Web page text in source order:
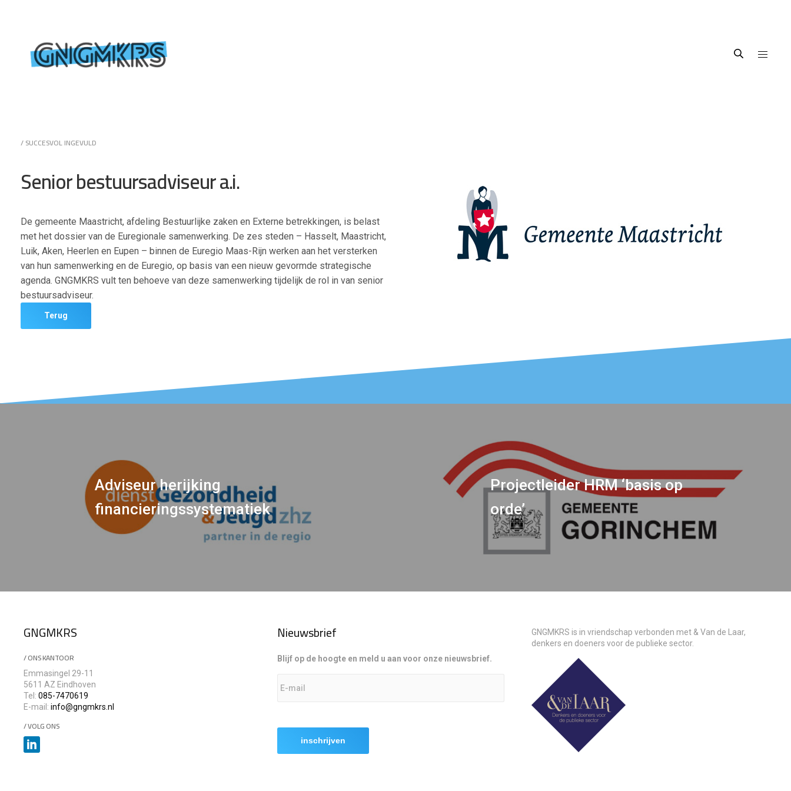
/ SUCCESVOL INGEVULD
Senior bestuursadviseur a.i.
De gemeente Maastricht, afdeling Bestuurlijke zaken en Externe betrekkingen, is belast
met het dossier van de Euregionale samenwerking. De zes steden – Hasselt, Maastricht,
Luik, Aken, Heerlen en Eupen – binnen de Euregio Maas-Rijn werken aan het versterken
van hun samenwerking en de Euregio, op basis van een nieuw gevormde strategische
agenda. GNGMKRS vult ten behoeve van deze samenwerking tijdelijk de rol in van senior
bestuursadviseur.
Terug
Adviseur herijking
financieringssystematiek
Projectleider HRM ‘basis op
orde’
GNGMKRS
/ ONS KANTOOR
Emmasingel 29-11
5611 AZ Eindhoven
Tel:085-7470619
E-mail:info@gngmkrs.nl
/ VOLG ONS
Nieuwsbrief
Blijf op de hoogte en meld u aan voor onze nieuwsbrief.
GNGMKRS is in vriendschap verbonden met & Van de Laar,
denkers en doeners voor de publieke sector.